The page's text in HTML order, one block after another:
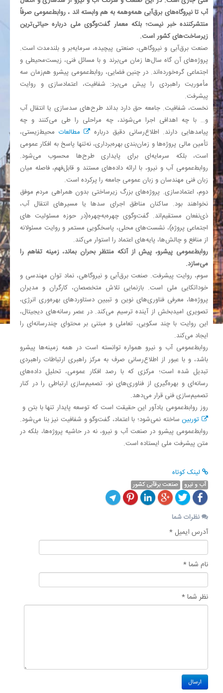
آب تا نیروگاه‌های برق‌آبی همه‌وهمه به هم وابسته اند ، روابط‌عمومی صرفاً
منتشرکننده خبر نیست؛ بلکه معمار گفت‌وگوی ملی درباره حیاتی‌ترین
زیرساخت‌های کشور است.
صنعت برق‌آبی و نیروگاهی، صنعتی پیچیده، سرمایه‌بر و بلندمدت است.
پروژه‌های آن گاه سال‌ها زمان می‌برند و با مسائل فنی، زیست‌محیطی و
اجتماعی گره‌خورده‌اند. در چنین فضایی، روابط‌عمومی پیشرو هم‌زمان سه
مأموریت راهبردی را پیش می‌برد: شفافیت، اعتمادسازی و روایت
پیشرفت.
نخست، شفافیت. جامعه حق دارد بداند طرح‌های سدسازی یا انتقال آب
و… با چه اهدافی اجرا می‌شوند، چه مراحلی را طی می‌کنند و چه
پیامدهایی دارند. اطلاع‌رسانی دقیق درباره
مطالعات محیط‌زیستی،
تأمین مالی پروژه‌ها و زمان‌بندی بهره‌برداری، نه‌تنها پاسخ به افکار عمومی
است، بلکه سرمایه‌ای برای پایداری طرح‌ها محسوب می‌شود.
روابط‌عمومی آب و نیرو، با ارائه داده‌های مستند و قابل‌فهم، فاصله میان
زبان فنی مهندسان و زبان عمومی جامعه را پرکرده است.
دوم، اعتمادسازی. پروژه‌های بزرگ زیرساختی بدون همراهی مردم موفق
نخواهند بود. ساکنان مناطق اجرای سدها یا مسیرهای انتقال آب،
ذی‌نفعان مستقیم‌اند. گفت‌وگوی چهره‌به‌چهره(در حوزه مسئولیت های
اجتماعی پروژه)، نشست‌های محلی، پاسخگویی مستمر و روایت مسئولانه
از منافع و چالش‌ها، پایه‌های اعتماد را استوار می‌کند.
روابط‌عمومی پیشرو، پیش از آنکه منتظر بحران بماند، زمینه تفاهم را
می‌سازد.
سوم، روایت پیشرفت. صنعت برق‌آبی و نیروگاهی، نماد توان مهندسی و
خوداتکایی ملی است. بازنمایی تلاش متخصصان، کارگران و مدیران
پروژه‌ها، معرفی فناوری‌های نوین و تبیین دستاوردهای بهره‌وری انرژی،
تصویری امیدبخش از آینده ترسیم می‌کند. در عصر رسانه‌های دیجیتال،
این روایت با چند سکویی، تعاملی و مبتنی بر محتوای چندرسانه‌ای را
ایجاد می‌کند.
روابط‌عمومی آب و نیرو همواره توانسته است در همه زمینه‌ها پیشرو
باشد، و با عبور از اطلاع‌رسانی صرف به مرکز راهبری ارتباطات راهبردی
تبدیل شده است؛ مرکزی که با رصد افکار عمومی، تحلیل داده‌های
رسانه‌ای و بهره‌گیری از فناوری‌های نو، تصمیم‌سازی ارتباطی را در کنار
تصمیم‌سازی فنی قرار می‌دهد.
روز روابط‌عمومی یادآور این حقیقت است که توسعه پایدار تنها با بتن و
توربینساخته نمی‌شود؛ با اعتماد، گفت‌وگو و شفافیت نیز بنا می‌شود.
روابط‌عمومی پیشرو در صنعت آب و نیرو، نه در حاشیه پروژه‌ها، بلکه در
متن پیشرفت ملی ایستاده است.
لینک کوتاه
آب و نیرو صنعت برقآبی کشور
نظرات شما
آدرس ایمیل *
نام شما *
نظر شما *